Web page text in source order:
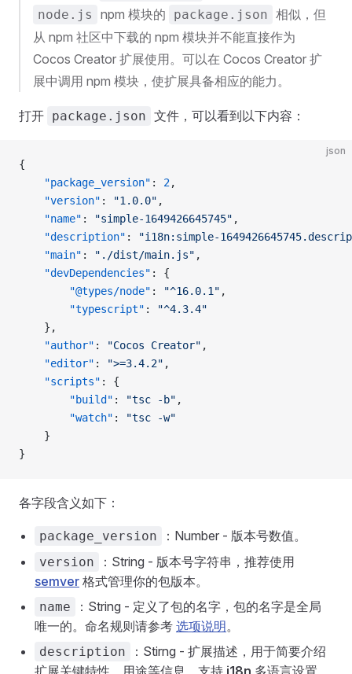
node.js npm 模块的 package.json 相似，但
从 npm 社区中下载的 npm 模块并不能直接作为
Cocos Creator 扩展使用。可以在 Cocos Creator 扩
展中调用 npm 模块，使扩展具备相应的能力。
打开 package.json 文件，可以看到以下内容：
json
{
    "package_version"
: 2,
    "version"
: "1.0.0" ,
    "name"
: "simple-1649426645745" ,
    "description"
:
"i18n:simple-
    "main"
: "./dist/main.js" ,
    "devDependencies"
: {
        "@types/node"
: "^16.0.1" ,
        "typescript"
:
"^4.3.4"
    },
    "author"
: "Cocos Creator" ,
    "editor"
: ">=3.4.2" ,
    "scripts"
: {
        "build"
: "tsc -b" ,
        "watch"
:
"tsc -w"
    }
}
各字段含义如下：
package_version ：Number - 版本号数值。
version
：String - 版本号字符串，推荐使用
semver 格式管理你的包版本。
name
：String - 定义了包的名字，包的名字是全局
唯一的。命名规则请参考 选项说明。
description
：Stirng - 扩展描述，用于简要介绍
扩展关键特性、用途等信息，支持 i18n 多语言设置。